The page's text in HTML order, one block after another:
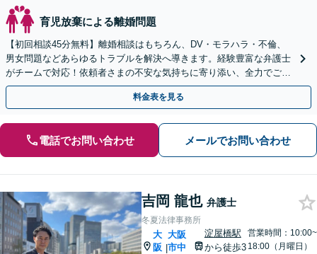
育児放棄による離婚問題
【初回相談45分無料】離婚相談はもちろん、DV・モラハラ・不倫、
男女問題などあらゆるトラブルを解決へ導きます。経験豊富な弁護士
がチームで対応！依頼者さまの不安な気持ちに寄り添い、全力でご支
援します。【子連れ相談可／完全個室】
料金表を見る
電話でお問い合わせ メールでお問い合わせ
吉岡 龍也 弁護士
冬夏法律事務所
大
阪 |
大阪
市中
淀屋橋駅
から徒歩3
営業時間：10:00~
18:00（月曜日）